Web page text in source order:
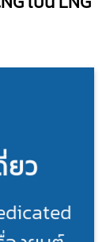
ยว